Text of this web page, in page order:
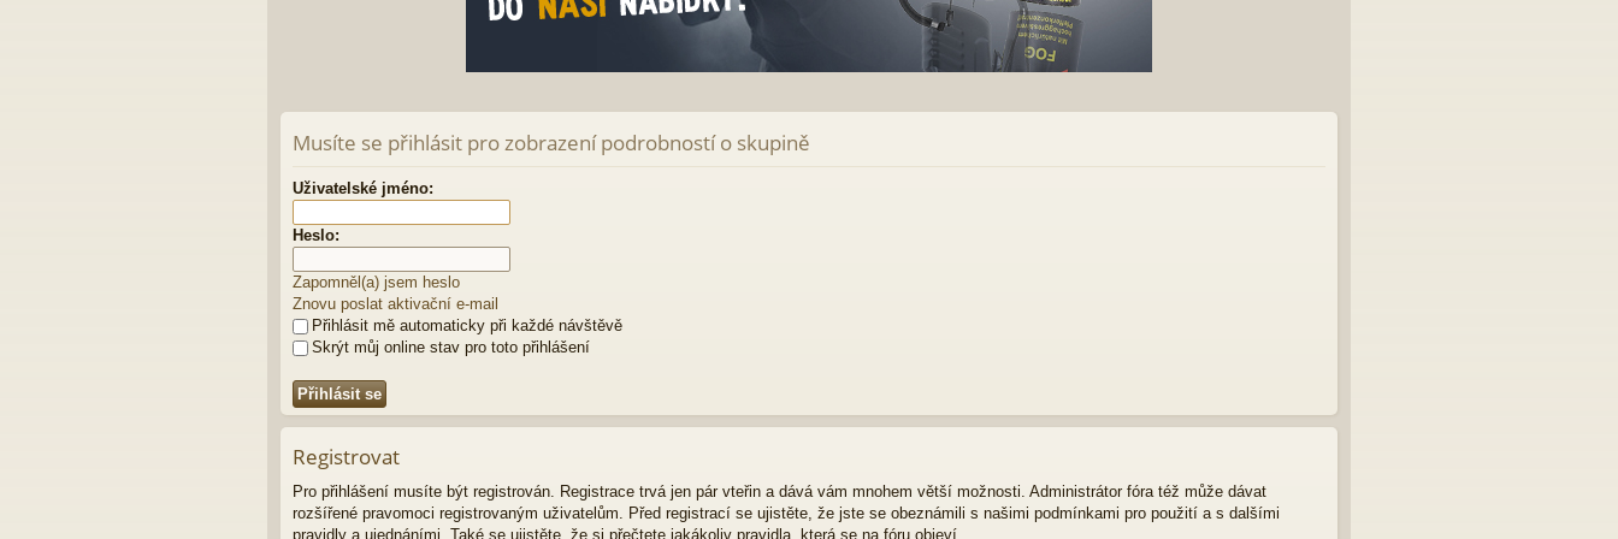
Musíte se přihlásit pro zobrazení podrobností o skupině
Uživatelské jméno:
Heslo:
Zapomněl(a) jsem heslo
Znovu poslat aktivační e-mail
Přihlásit mě automaticky při každé návštěvě
Skrýt můj online stav pro toto přihlášení
Registrovat
Pro přihlášení musíte být registrován. Registrace trvá jen pár vteřin a dává vám mnohem větší možnosti. Administrátor fóra též může dávat
rozšířené pravomoci registrovaným uživatelům. Před registrací se ujistěte, že jste se obeznámili s našimi podmínkami pro použití a s dalšími
pravidly a ujednáními. Také se ujistěte, že si přečtete jakákoliv pravidla, která se na fóru objeví.